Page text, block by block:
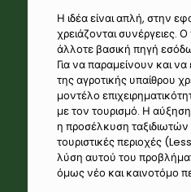
Η ιδέα είναι απλή, στην
χρειάζονται συνέργειες.
άλλοτε βασική πηγή
Για να παραμείνουν και
της αγροτικής υπαίθρου
μοντέλο
με τον τουρισμό. Η
η προσέλκυση ταξιδιωτών
τουριστικές περιοχές
λύση αυτού του
όμως νέο και καινοτόμο